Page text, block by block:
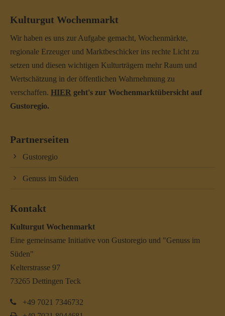
Kulturgut Wochenmarkt
Wir haben es uns zur Aufgabe gemacht, Wochenmärkte,
regionale Erzeuger und Marktbeschicker ins rechte Licht zu
setzen und diesen wichtigen Kulturträgern mehr Raum und
Wertschätzung in der öffentlichen Wahrnehmung zu
verschaffen. HIER geht's zur Wochenmarktübersicht auf
Gustoregio.
Partnerseiten
Gustoregio
Genuss im Süden
Kontakt
Kulturgut Wochenmarkt
Eine gemeinsame Initiative von Gustoregio und "Genuss im
Süden"
Kelterstrasse 97
73265 Dettingen Teck
+49 7021 7346732